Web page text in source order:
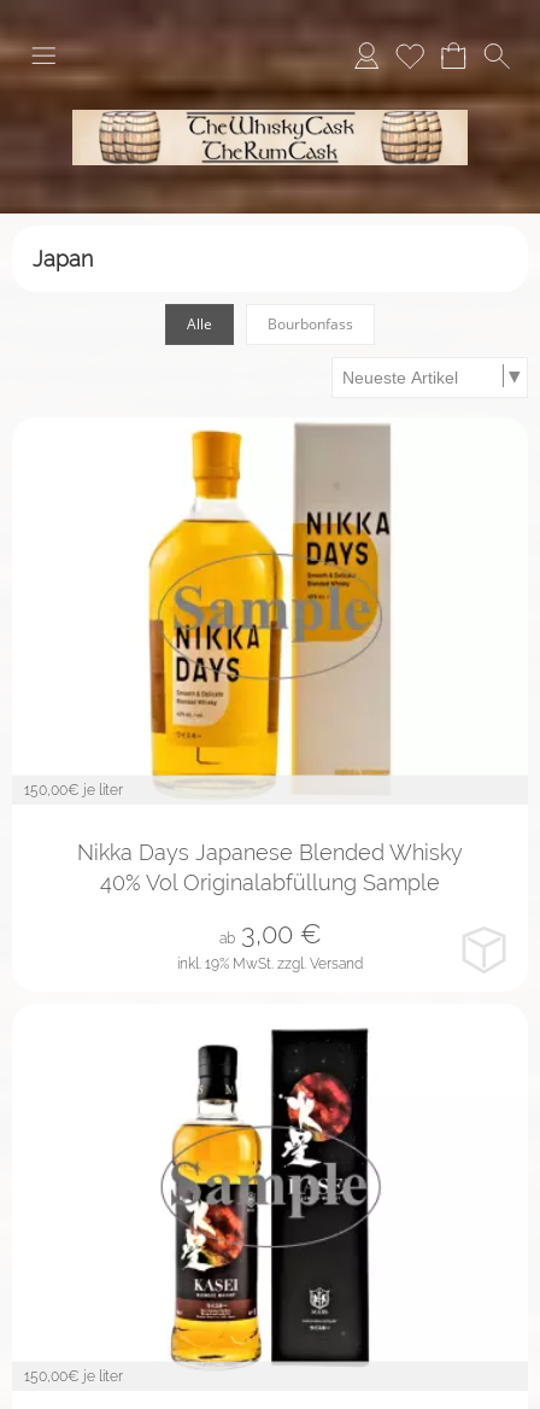
Japan
Alle Bourbonfass
150,00€ je liter
Nikka Days Japanese Blended Whisky
40% Vol Originalabfüllung Sample
inkl. 19% MwSt. zzgl. Versand
ab 3,00€
150,00€ je liter